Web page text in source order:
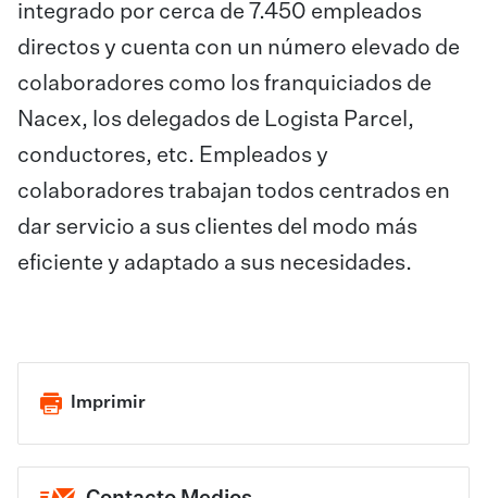
integrado por cerca de 7.450 empleados
directos y cuenta con un número elevado de
colaboradores como los franquiciados de
Nacex, los delegados de Logista Parcel,
conductores, etc. Empleados y
colaboradores trabajan todos centrados en
dar servicio a sus clientes del modo más
eficiente y adaptado a sus necesidades.
Imprimir